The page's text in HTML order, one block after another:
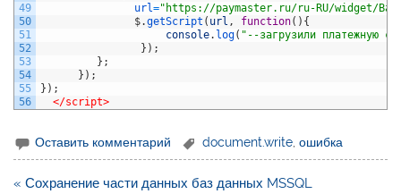
49
50
51
52
53
54
55
56
url="https://paymaster.ru/ru-RU/widget/Basic/
$.getScript ( url , function( ) {
console. log( "--загрузили платежную
} ) ;
} ;
} ) ;
} ) ;
</script>
Оставить комментарий document.write ,ошибка
Навигация
« Сохранение части данных баз данных MSSQL